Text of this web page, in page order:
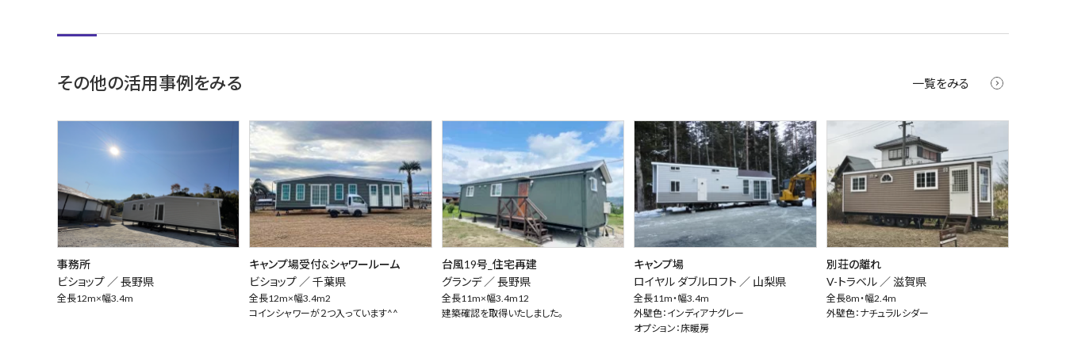
その他の活用事例をみる 一覧をみる
事務所
ビショップ ／長野県
全長12m×幅3.4m
キャンプ場受付&シャワールーム
ビショップ ／千葉県
全長12m×幅3.4m2
コインシャワーが２つ入っています^^
台風19号_住宅再建
グランデ ／長野県
全長11m×幅3.4m12
建築確認を取得いたしました。
キャンプ場
ロイヤル ダブルロフト ／ 山梨県
全長11m・幅3.4m
外壁色：インディアナグレー
オプション：床暖房
別荘の離れ
V-トラベル ／滋賀県
全長8m・幅2.4m
外壁色：ナチュラルシダー